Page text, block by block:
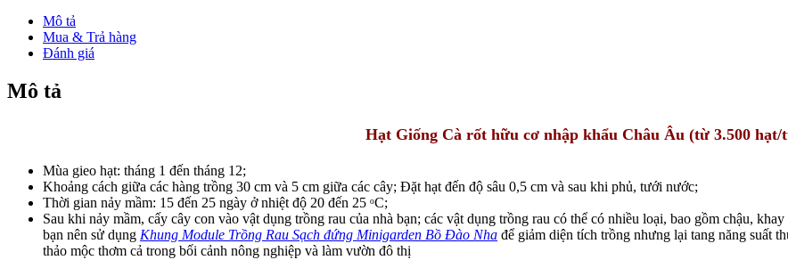
khẩu
(Hết
hàng)
Mô tả
Mua & Trả hàng
Đánh giá
Mô tả
Hạt Giống Cà rốt hữu cơ nhập khẩu Châu Âu (từ 3.500 hạt/
Mùa gieo hạt: tháng 1 đến tháng 12;
Khoảng cách giữa các hàng trồng 30 cm và 5 cm giữa các cây; Đặt hạt đến độ sâu 0,5 cm và sau khi phủ, tưới nước;
Thời gian nảy mầm: 15 đến 25 ngày ở nhiệt độ 20 đến 25 ᵒC;
Sau khi nảy mầm, cấy cây con vào vật dụng trồng rau của nhà bạn; các vật dụng trồng rau có thể có nhiều loại, bao gồm chậu,
bạn nên sử dụng Khung Module Trồng Rau Sạch đứng Minigarden Bồ Đào Nha để giảm diện tích trồng nhưng lại tang năng suất
thảo mộc thơm cả trong bối cảnh nông nghiệp và làm vườn đô thị